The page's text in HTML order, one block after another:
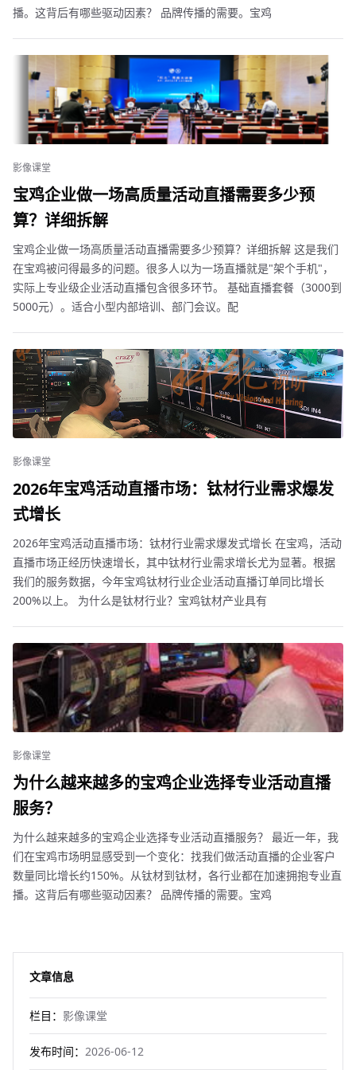
播。这背后有哪些驱动因素？ 品牌传播的需要。宝鸡
影像课堂
宝鸡企业做一场高质量活动直播需要多少预
算？详细拆解
宝鸡企业做一场高质量活动直播需要多少预算？详细拆解 这是我们
在宝鸡被问得最多的问题。很多人以为一场直播就是"架个手机"，
实际上专业级企业活动直播包含很多环节。 基础直播套餐（3000到
5000元）。适合小型内部培训、部门会议。配
影像课堂
2026年宝鸡活动直播市场：钛材行业需求爆发
式增长
2026年宝鸡活动直播市场：钛材行业需求爆发式增长 在宝鸡，活动
直播市场正经历快速增长，其中钛材行业需求增长尤为显著。根据
我们的服务数据，今年宝鸡钛材行业企业活动直播订单同比增长
200%以上。 为什么是钛材行业？宝鸡钛材产业具有
影像课堂
为什么越来越多的宝鸡企业选择专业活动直播
服务？
为什么越来越多的宝鸡企业选择专业活动直播服务？ 最近一年，我
们在宝鸡市场明显感受到一个变化：找我们做活动直播的企业客户
数量同比增长约150%。从钛材到钛材，各行业都在加速拥抱专业直
播。这背后有哪些驱动因素？ 品牌传播的需要。宝鸡
文章信息
栏目： 影像课堂
发布时间： 2026-06-12